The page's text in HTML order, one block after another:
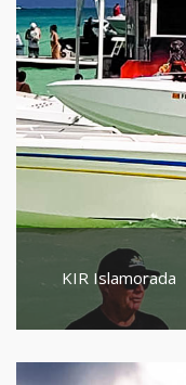
KIR Islamorada